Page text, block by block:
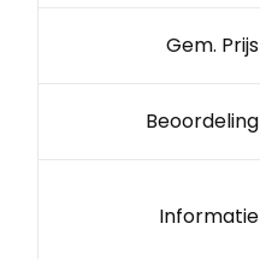
Gem. Prijs
Beoordeling
Informatie